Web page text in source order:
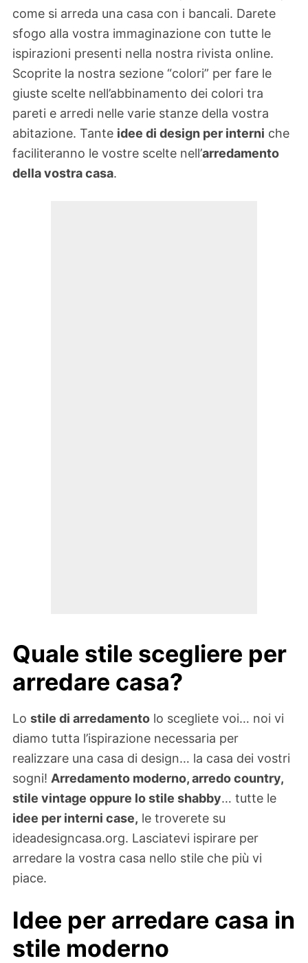
come si arreda una casa con i bancali. Darete
sfogo alla vostra immaginazione con tutte le
ispirazioni presenti nella nostra rivista online.
Scoprite la nostra sezione “colori” per fare le
giuste scelte nell’abbinamento dei colori tra
pareti e arredi nelle varie stanze della vostra
abitazione. Tante idee di design per interni che
faciliteranno le vostre scelte nell’arredamento
della vostra casa.
Quale stile scegliere per
arredare casa?
Lo stile di arredamento lo scegliete voi… noi vi
diamo tutta l’ispirazione necessaria per
realizzare una casa di design… la casa dei vostri
sogni! Arredamento moderno, arredo country,
stile vintage oppure lo stile shabby… tutte le
idee per interni case, le troverete su
ideadesigncasa.org. Lasciatevi ispirare per
arredare la vostra casa nello stile che più vi
piace.
Idee per arredare casa in
stile moderno